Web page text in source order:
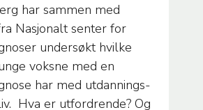
har sammen med
Nasjonalt senter for
undersøkt hvilke
voksne med en
har med utdannings-
Hva er utfordrende? Og